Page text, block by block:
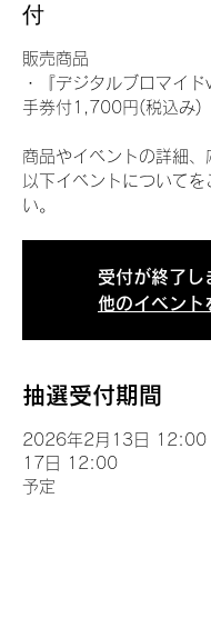
付
販売商品
・『デジタルブロマイ
手券付1,700円(税込み)
商品やイベントの詳細、
以下イベントについてを
い。
受付が終了し
他のイベント
抽選受付期間
2026年2月13日 12:00
17日 12:00
予定